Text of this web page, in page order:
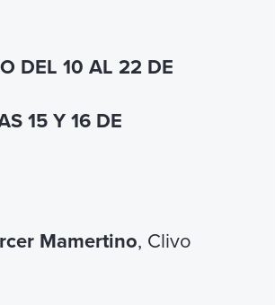
DEL 10 AL 22 DE
15 Y 16 DE
Mamertino, Clivo